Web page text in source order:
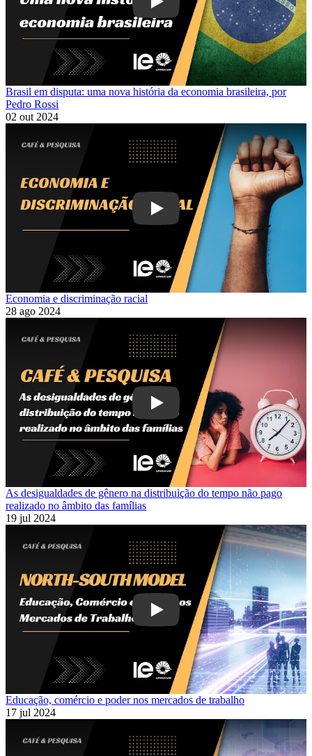
Play
Brasil em disputa: uma nova história da economia brasileira, por
Pedro Rossi
02 out 2024
Play
Economia e discriminação racial
28 ago 2024
Play
As desigualdades de gênero na distribuição do tempo não pago
realizado no âmbito das famílias
19 jul 2024
Play
Educação, comércio e poder nos mercados de trabalho
17 jul 2024